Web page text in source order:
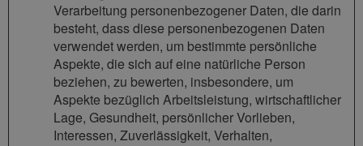
Verarbeitung personenbezogener Daten, die darin
besteht, dass diese personenbezogenen Daten
verwendet werden, um bestimmte persönliche
Aspekte, die sich auf eine natürliche Person
beziehen, zu bewerten, insbesondere, um
Aspekte bezüglich Arbeitsleistung, wirtschaftlicher
Lage, Gesundheit, persönlicher Vorlieben,
Interessen, Zuverlässigkeit, Verhalten,